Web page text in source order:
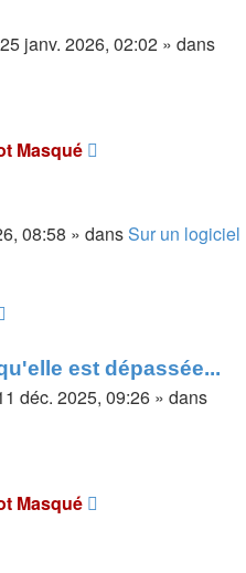
janv. 2026, 02:02 » dans
Masqué
08:58 » dansSur un logiciel
est dépassée...
déc. 2025, 09:26 » dans
Masqué